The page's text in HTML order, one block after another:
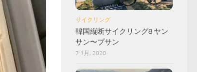
サイクリング
韓国縦断サイクリング8 ヤン
サン〜プサン
7 1月, 2020